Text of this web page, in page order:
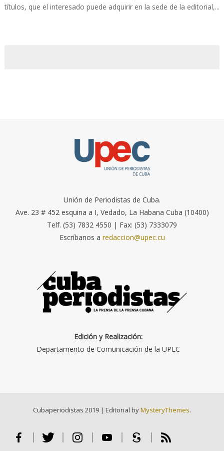
títulos, que el interesado puede adquirir en la sede de la editorial,...
Unión de Periodistas de Cuba.
Ave. 23 # 452 esquina a I, Vedado, La Habana Cuba (10400)
Telf. (53) 7832 4550 | Fax: (53) 7333079
Escríbanos a redaccion@upec.cu
Edición y Realización:
Departamento de Comunicación de la UPEC
Cubaperiodistas 2019 | Editorial byMysteryThemes.
Facebook Twitter Instagram Youtube Scribd RSS